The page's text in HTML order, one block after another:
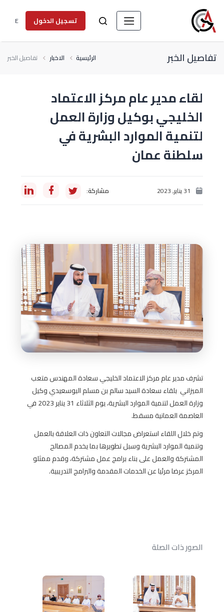
تسجيل الدخول E
تفاصيل الخبر الرئيسية الاخبار تفاصيل الخبر
لقاء مدير عام مركز الاعتماد
الخليجي بوكيل وزارة العمل
لتنمية الموارد البشرية في
سلطنة عمان
31 يناير, 2023 مشاركة:
تشرف مدير عام مركز الاعتماد الخليجي سعادة المهندس متعب
الميزاني بلقاء سعادة السيد سالم بن مسلم البوسعيدي وكيل
وزارة العمل
لتنمية الموارد البشرية، يوم الثلاثاء 31 يناير 2023 في
العاصمة العمانية مسقط.
وتم خلال اللقاء استعراض مجالات التعاون ذات العلاقة بالعمل
وتنمية الموارد البشرية وسبل تطويرها بما يخدم المصالح
المشتركة والعمل على بناء برامج عمل مشتركة، وقدم ممثلو
المركز عرضا مرئيا عن الخدمات المقدمة والبرامج التدريبية.
الصور ذات الصلة